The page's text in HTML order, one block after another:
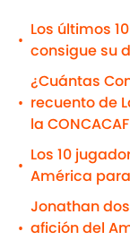
•
Los últimos
consigue su
•
¿Cuántas
recuento de
la CONCACAF
•
Los 10
América
•
Jonathan
afición del